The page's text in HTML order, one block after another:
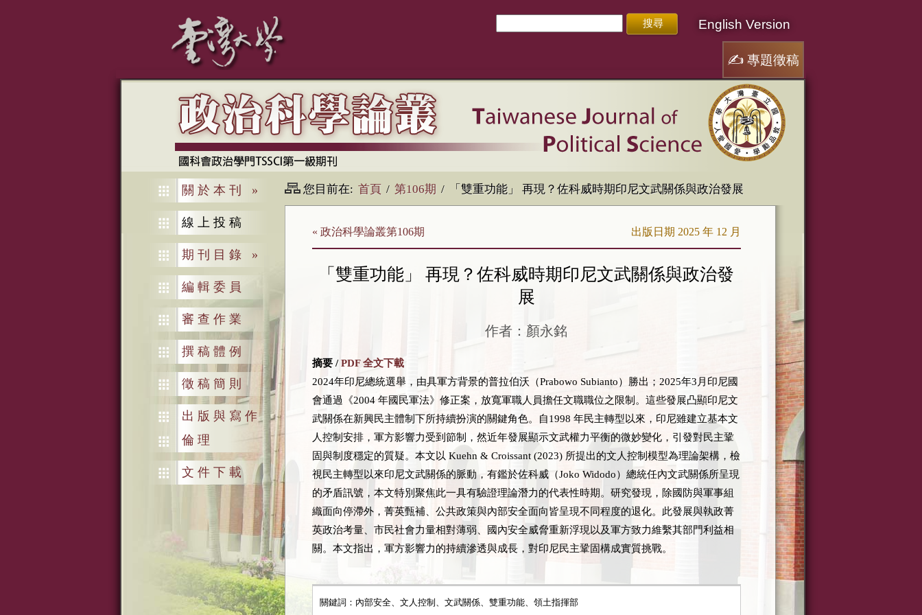
English Version
✍專題徵稿
關於本刊 »
線上投稿
期刊目錄 »
編輯委員
審查作業
撰稿體例
徵稿簡則
出版與寫作
倫理
文件下載
您目前在: 首頁 / 第106期 / 「雙重功能」 再現？佐科威時期印尼文武關係與政治發展
« 政治科學論叢第106期 出版日期 2025 年 12 月
「雙重功能」 再現？佐科威時期印尼文武關係與政治發
展
作者：顏永銘
摘要 /PDF 全文下載
2024年印尼總統選舉，由具軍方背景的普拉伯沃（Prabowo Subianto）勝出；2025年3月印尼國
會通過《2004 年國民軍法》修正案，放寬軍職人員擔任文職職位之限制。這些發展凸顯印尼文
武關係在新興民主體制下所持續扮演的關鍵角色。自1998 年民主轉型以來，印尼雖建立基本文
人控制安排，軍方影響力受到節制，然近年發展顯示文武權力平衡的微妙變化，引發對民主鞏
固與制度穩定的質疑。本文以 Kuehn & Croissant (2023) 所提出的文人控制模型為理論架構，檢
視民主轉型以來印尼文武關係的脈動，有鑑於佐科威（Joko Widodo）總統任內文武關係所呈現
的矛盾訊號，本文特別聚焦此一具有驗證理論潛力的代表性時期。研究發現，除國防與軍事組
織面向停滯外，菁英甄補、公共政策與內部安全面向皆呈現不同程度的退化。此發展與執政菁
英政治考量、市民社會力量相對薄弱、國內安全威脅重新浮現以及軍方致力維繫其部門利益相
關。本文指出，軍方影響力的持續滲透與成長，對印尼民主鞏固構成實質挑戰。
關鍵詞：內部安全、文人控制、文武關係、雙重功能、領土指揮部